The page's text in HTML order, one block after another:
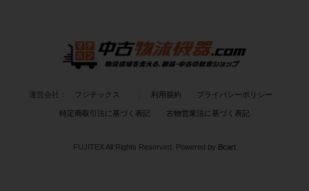
運営会社： フジテックス 利用規約 プライバシーポリシー
特定商取引法に基づく表記 古物営業法に基づく表記
FUJITEX All Rights Reserved. Powered by Bcart